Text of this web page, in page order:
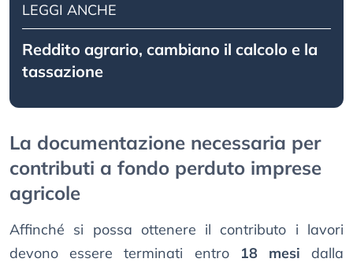
LEGGI ANCHE
Reddito agrario, cambiano il calcolo e la
tassazione
La documentazione necessaria per
contributi a fondo perduto imprese
agricole
Affinché si possa ottenere il contributo i lavori
devono essere terminati entro
18 mesi dalla